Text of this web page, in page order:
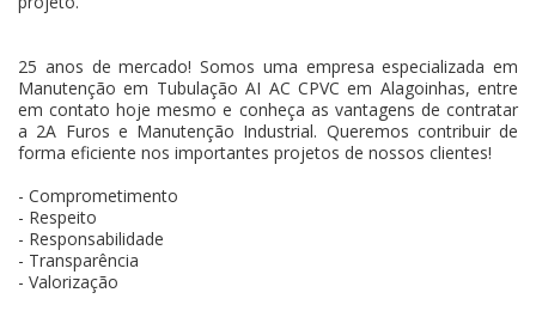
25 anos de mercado! Somos uma empresa especializada em
Manutenção em Tubulação AI AC CPVC em Alagoinhas, entre
em contato hoje mesmo e conheça as vantagens de contratar
a 2A Furos e Manutenção Industrial. Queremos contribuir de
forma eficiente nos importantes projetos de nossos clientes!
- Comprometimento
- Respeito
- Responsabilidade
- Transparência
- Valorização